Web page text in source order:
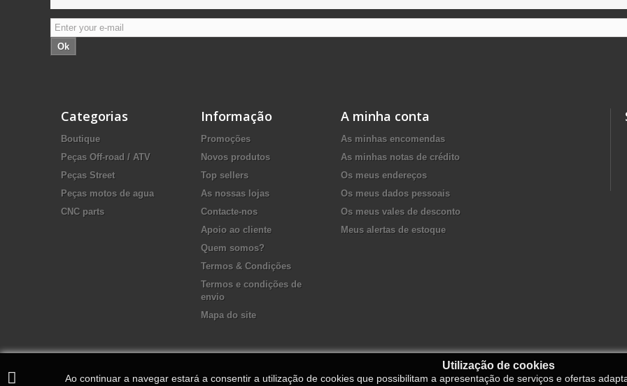
Ok
Categorias
Boutique
Peças Off-road / ATV
Peças Street
Peças motos de agua
CNC parts
Informação
Promoções
Novos produtos
Top sellers
As nossas lojas
Contacte-nos
Apoio ao cliente
Quem somos?
Termos & Condições
Termos e condições de
envio
Mapa do site
A minha conta
As minhas encomendas
As minhas notas de crédito
Os meus endereços
Os meus dados pessoais
Os meus vales de desconto
Meus alertas de estoque
Utilização de cookies
Ao continuar a navegar estará a consentir a utilização de cookies que possibilitam a apresentação de serviços e ofertas